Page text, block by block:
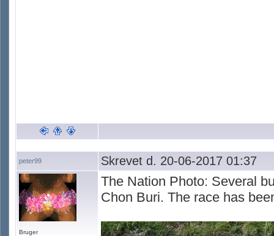
peter99 Skrevet d. 20-06-2017 01:37
Bruger
The Nation Photo: Several
Chon Buri. The race has